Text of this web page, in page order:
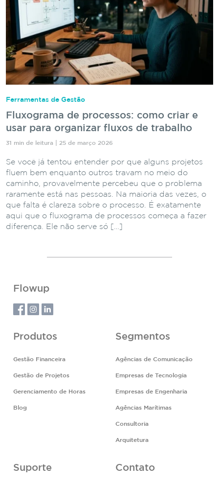
Ferramentas de Gestão
Fluxograma de processos: como criar e
usar para organizar fluxos de trabalho
31 min de leitura | 25 de março 2026
Se você já tentou entender por que alguns projetos
fluem bem enquanto outros travam no meio do
caminho, provavelmente percebeu que o problema
raramente está nas pessoas. Na maioria das vezes, o
que falta é clareza sobre o processo. É exatamente
aqui que o fluxograma de processos começa a fazer
diferença. Ele não serve só […]
Flowup
Produtos
Gestão Financeira
Gestão de Projetos
Gerenciamento de Horas
Blog
Segmentos
Agências de Comunicação
Empresas de Tecnologia
Empresas de Engenharia
Agências Marítimas
Consultoria
Arquitetura
Suporte Contato